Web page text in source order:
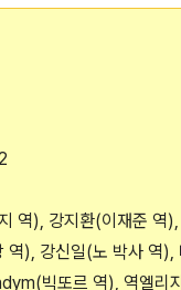
역), 강지환(이재준 역
역), 강신일(노 박사 역),
빅또르 역), 역엘리